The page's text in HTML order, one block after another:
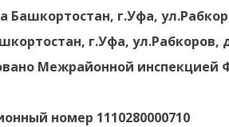
Башкортостан, г.Уфа,
г.Уфа, ул.Рабкоров,
Межрайонной
номер 1110280000710